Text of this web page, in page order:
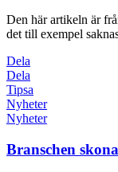
Den här artikeln är
det till exempel
Dela
Dela
Tipsa
Nyheter
Nyheter
Branschen